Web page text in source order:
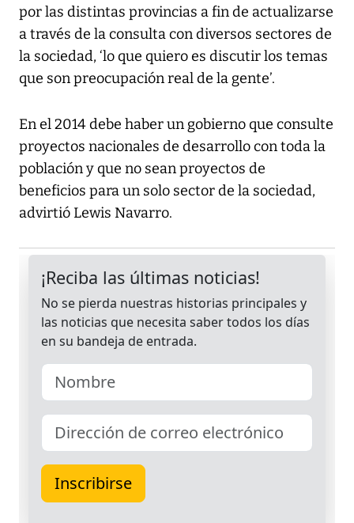
por las distintas provincias a fin de actualizarse
a través de la consulta con diversos sectores de
la sociedad, ‘lo que quiero es discutir los temas
que son preocupación real de la gente’.
En el 2014 debe haber un gobierno que consulte
proyectos nacionales de desarrollo con toda la
población y que no sean proyectos de
beneficios para un solo sector de la sociedad,
advirtió Lewis Navarro.